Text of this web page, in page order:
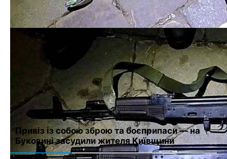
Имя* Email* Сайт
Сохранить моё имя, email и адрес сайта в этом браузере для
последующих моих комментариев.
Привіз із собою зброю та боєприпаси — на
Буковині засудили жителя Київщини